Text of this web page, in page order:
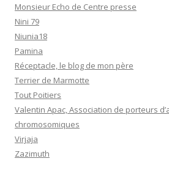
Monsieur Echo de Centre presse
Nini 79
Niunia18
Pamina
Réceptacle, le blog de mon père
Terrier de Marmotte
Tout Poitiers
Valentin Apac, Association de porteurs
chromosomiques
Virjaja
Zazimuth